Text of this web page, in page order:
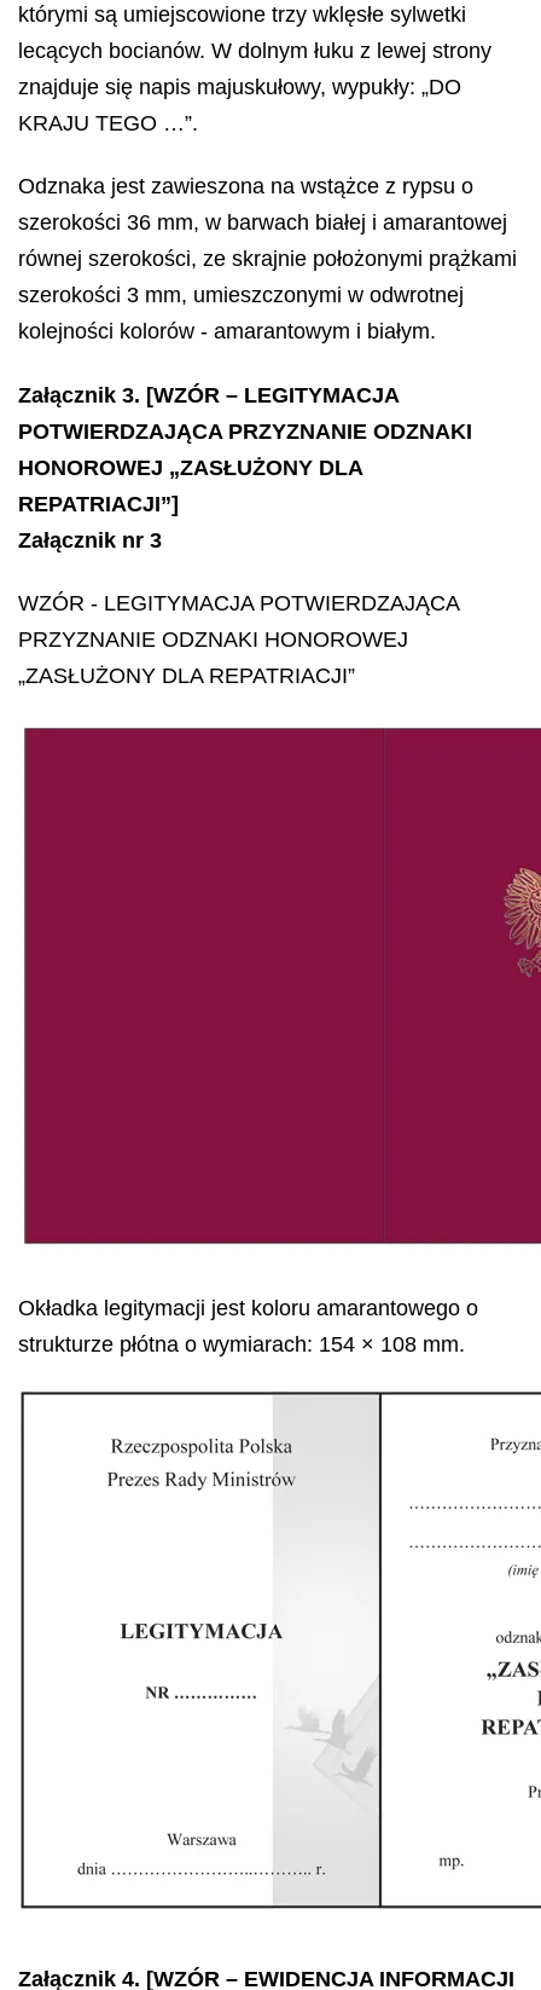
którymi są umiejscowione trzy wklęsłe sylwetki
lecących bocianów. W dolnym łuku z lewej strony
znajduje się napis majuskułowy, wypukły: „DO
KRAJU TEGO …”.
Odznaka jest zawieszona na wstążce z rypsu o
szerokości 36 mm, w barwach białej i amarantowej
równej szerokości, ze skrajnie położonymi prążkami
szerokości 3 mm, umieszczonymi w odwrotnej
kolejności kolorów - amarantowym i białym.
Załącznik 3. [WZÓR – LEGITYMACJA
POTWIERDZAJĄCA PRZYZNANIE ODZNAKI
HONOROWEJ „ZASŁUŻONY DLA
REPATRIACJI”]
Załącznik nr 3
WZÓR - LEGITYMACJA POTWIERDZAJĄCA
PRZYZNANIE ODZNAKI HONOROWEJ
„ZASŁUŻONY DLA REPATRIACJI”
Okładka legitymacji jest koloru amarantowego o
strukturze płótna o wymiarach: 154 × 108 mm.
Załącznik 4. [WZÓR – EWIDENCJA INFORMACJI